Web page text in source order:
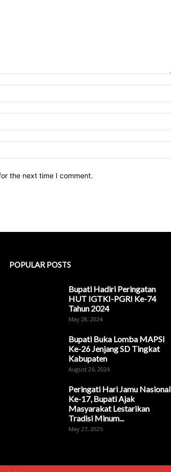
the next time I comment.
POPULAR POSTS
Bupati Hadiri Peringatan
HUT IGTKI-PGRI Ke-74
Tahun 2024
May 28, 2024
Bupati Buka Lomba MAPSI
Ke-26 Jenjang SD Tingkat
Kabupaten
August 26, 2024
Peringati Hari Jamu Nasional
Ke-17, Bupati Ajak
Masyarakat Lestarikan
Tradisi Minum...
May 27, 2025